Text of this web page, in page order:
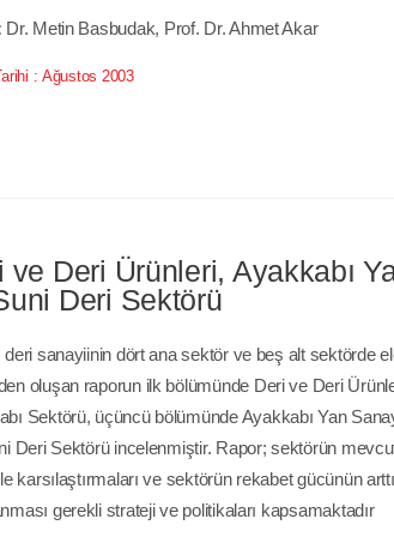
Dr. Metin Basbudak, Prof. Dr. Ahmet Akar
: Ağustos 2003
ve Deri Ürünleri, Ayakkabı
Deri Sektörü
deri sanayiinin dört ana sektör ve beş alt sektörde
oluşan raporun ilk bölümünde Deri ve Deri
Sektörü, üçüncü bölümünde Ayakkabı Yan
Deri Sektörü incelenmiştir. Rapor; sektörün
karsılaştırmaları ve sektörün rekabet gücünün
gerekli strateji ve politikaları kapsamaktadır